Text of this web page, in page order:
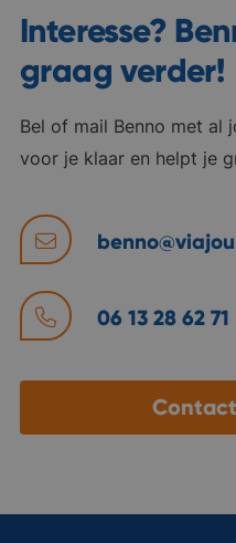
Interesse?
graag verder!
Bel of mail Benno met al
voor je klaar en helpt je
06 13 28 62 71